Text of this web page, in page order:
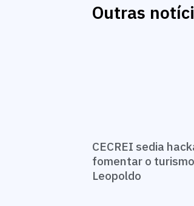
Outras
CECREI sedia
fomentar o
Leopoldo